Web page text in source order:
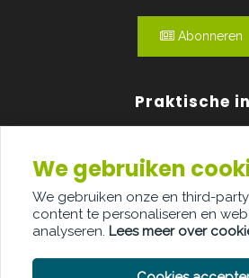
Abonneren
Praktische
Over ons
Adverteren
Contact
We gebruiken
We gebruiken onze en third-
content te personaliseren en
analyseren. Lees meer over